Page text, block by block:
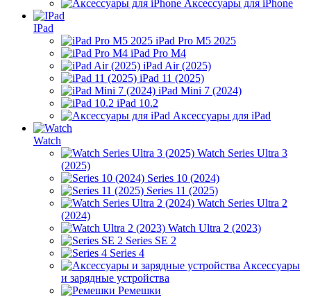
Аксессуары для iPhone
IPad
iPad Pro M5 2025
iPad Pro M4
iPad Air (2025)
iPad 11 (2025)
iPad Mini 7 (2024)
iPad 10.2
Аксессуары для iPad
Watch
Watch Series Ultra 3
(2025)
Series 10 (2024)
Series 11 (2025)
Watch Series Ultra 2
(2024)
Watch Ultra 2 (2023)
Series SE 2
Series 4
Аксессуары
и зарядные устройства
Ремешки